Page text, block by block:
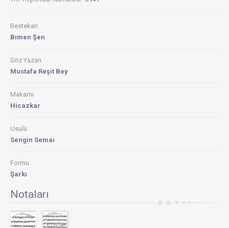
Bestekarı
Bımen Şen
Söz Yazarı
Mustafa Reşit Bey
Makamı
Hicazkar
Usulü
Sengin Semaı
Formu
Şarkı
Notaları